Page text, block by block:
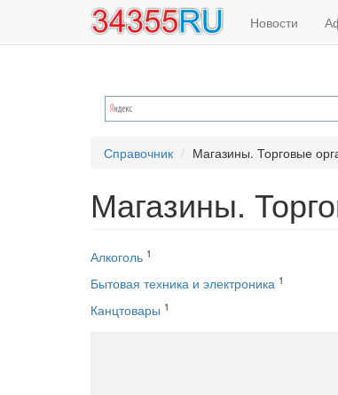
основному
Основная
навигация
Новости
Меню
учётной
пользователя
Справочник Магазины. Торговые
Магазины.
Алкоголь 1
Бытовая техника и электроника 1
Канцтовары 1